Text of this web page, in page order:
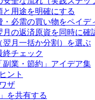
と用途を明確にする
必需の買い物をペイデ
月の返済原資を同時に確
翌月一括か分割）を選ぶ
終チェック
業・節約」アイデア集
ント
ザ
を共有する